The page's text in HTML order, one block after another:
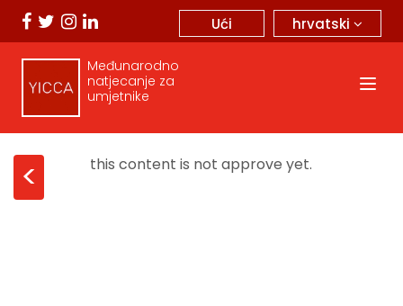
hrvatski
Ući
Međunarodno
natjecanje za
umjetnike
< this content is not approve yet.